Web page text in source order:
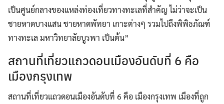
for:
เป็นศูนย์กลางของแหล่งท่องเที่ยวทางทะเลที่สำคัญ ไม่ว่าจะเป็น
ชายหาดบางแสน ชายหาดพัทยา เกาะต่างๆ รวมไปถึงพิพิธภัณฑ์
ทางทะเล มหาวิทยาลัยบูรพา เป็นต้น”
สถานที่เที่ยวแถวดอนเมืองอันดับที่ 6 คือ
เมืองกรุงเทพ
สถานที่เที่ยวแถวดอนเมืองอันดับที่ 6 คือ เมืองกรุงเทพ เมืองที่ถูก